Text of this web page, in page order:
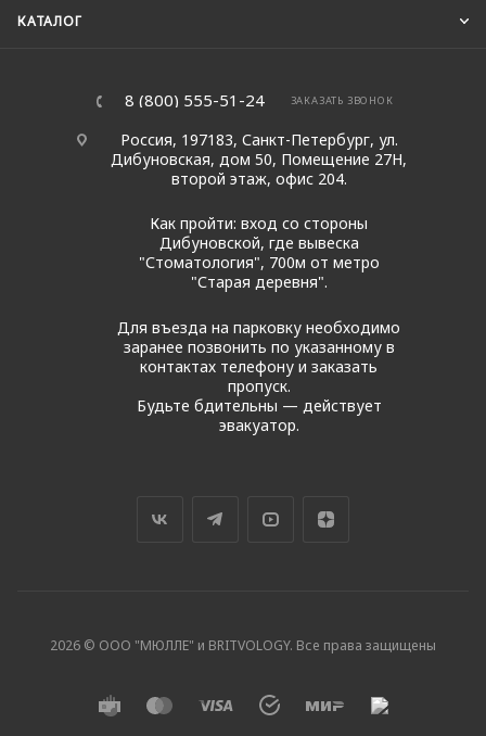
КАТАЛОГ
8 (800) 555-51-24 ЗАКАЗАТЬ ЗВОНОК
Россия, 197183, Санкт-Петербург, ул.
Дибуновская, дом 50, Помещение 27Н,
второй этаж, офис 204.
Как пройти: вход со стороны
Дибуновской, где вывеска
"Стоматология", 700м от метро
"Старая деревня".
Для въезда на парковку необходимо
заранее позвонить по указанному в
контактах телефону и заказать
пропуск.
Будьте бдительны — действует
эвакуатор.
2026 © ООО "МЮЛЛЕ" и BRITVOLOGY. Все права защищены